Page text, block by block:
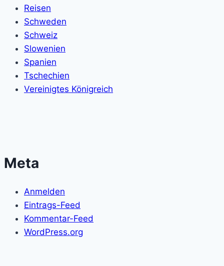
Reisen
Schweden
Schweiz
Slowenien
Spanien
Tschechien
Vereinigtes Königreich
Meta
Anmelden
Eintrags-Feed
Kommentar-Feed
WordPress.org